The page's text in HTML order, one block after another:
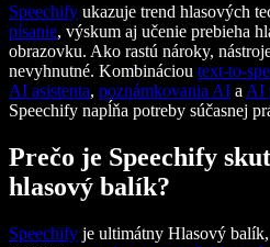
Speechify ukazuje trend hlasových
písanie, výskum aj učenie prebieha
obrazovku. Ako rastú nároky,
nevyhnutné. Kombináciou text-to-
AI asistenta, poznámkovania AI a AI
Speechify napĺňa potreby súčasnej
Prečo je Speechify
hlasový balík?
Speechify je ultimátny Hlasový